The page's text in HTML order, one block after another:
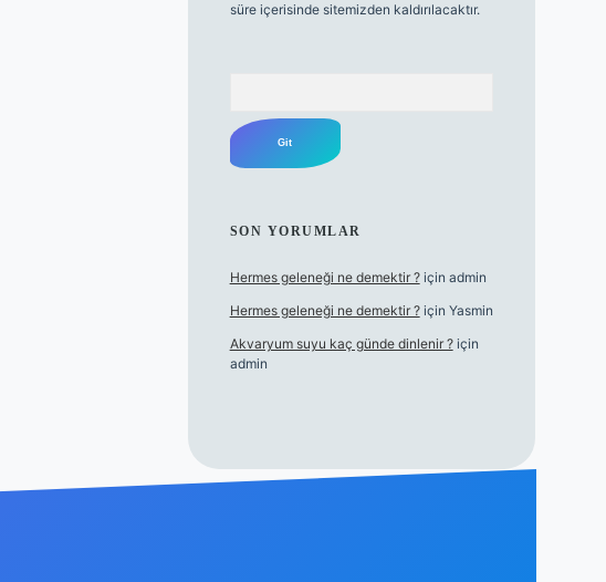
süre içerisinde sitemizden kaldırılacaktır.
SON YORUMLAR
Hermes geleneği ne demektir ?için admin
Hermes geleneği ne demektir ?için Yasmin
Akvaryum suyu kaç günde dinlenir ?için
admin